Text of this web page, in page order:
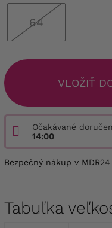
64
VLOŽIŤ
Očakávané
14:00
Bezpečný nákup v
Tabuľka